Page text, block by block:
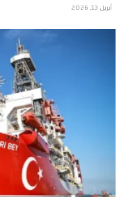
أبريل 13, 2026